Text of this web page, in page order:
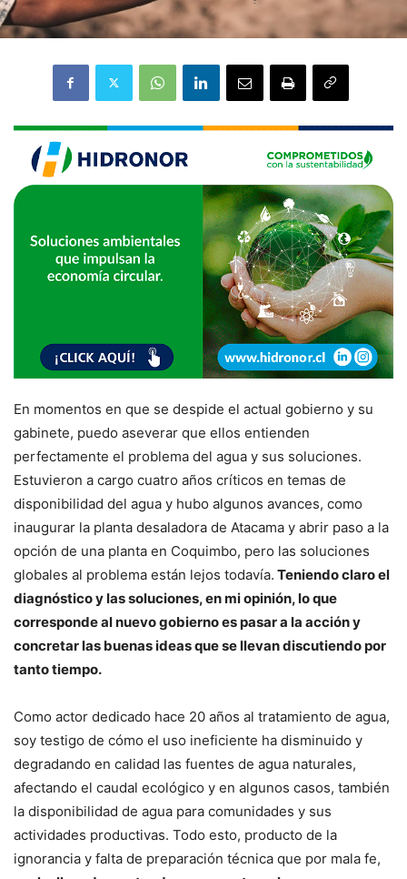
En momentos en que se despide el actual gobierno y su
gabinete, puedo aseverar que ellos entienden
perfectamente el problema del agua y sus soluciones.
Estuvieron a cargo cuatro años críticos en temas de
disponibilidad del agua y hubo algunos avances, como
inaugurar la planta desaladora de Atacama y abrir paso a la
opción de una planta en Coquimbo, pero las soluciones
globales al problema están lejos todavía. Teniendo claro el
diagnóstico y las soluciones, en mi opinión, lo que
corresponde al nuevo gobierno es pasar a la acción y
concretar las buenas ideas que se llevan discutiendo por
tanto tiempo.
Como actor dedicado hace 20 años al tratamiento de agua,
soy testigo de cómo el uso ineficiente ha disminuido y
degradando en calidad las fuentes de agua naturales,
afectando el caudal ecológico y en algunos casos, también
la disponibilidad de agua para comunidades y sus
actividades productivas. Todo esto, producto de la
ignorancia y falta de preparación técnica que por mala fe,